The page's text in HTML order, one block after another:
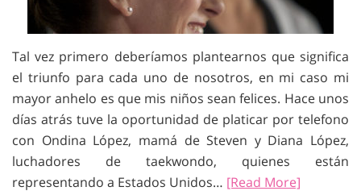
Tal vez primero deberíamos plantearnos que significa
el triunfo para cada uno de nosotros, en mi caso mi
mayor anhelo es que mis niños sean felices. Hace unos
días atrás tuve la oportunidad de platicar por telefono
con Ondina López, mamá de Steven y Diana López,
luchadores de taekwondo, quienes están
representando a Estados Unidos… [Read More]